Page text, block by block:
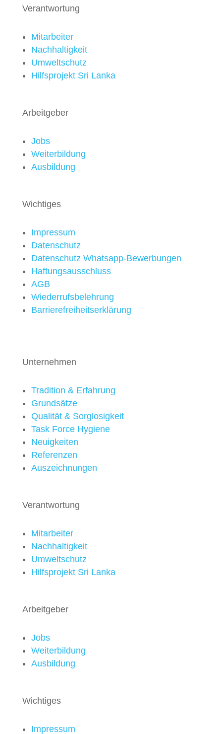
Verantwortung
Mitarbeiter
Nachhaltigkeit
Umweltschutz
Hilfsprojekt Sri Lanka
Arbeitgeber
Jobs
Weiterbildung
Ausbildung
Wichtiges
Impressum
Datenschutz
Datenschutz Whatsapp-Bewerbungen
Haftungsausschluss
AGB
Wiederrufsbelehrung
Barrierefreiheitserklärung
Unternehmen
Tradition & Erfahrung
Grundsätze
Qualität & Sorglosigkeit
Task Force Hygiene
Neuigkeiten
Referenzen
Auszeichnungen
Verantwortung
Mitarbeiter
Nachhaltigkeit
Umweltschutz
Hilfsprojekt Sri Lanka
Arbeitgeber
Jobs
Weiterbildung
Ausbildung
Wichtiges
Impressum